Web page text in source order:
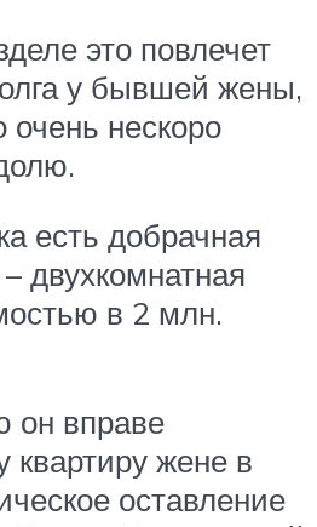
это повлечет
у бывшей жены,
нескоро
есть добрачная
двухкомнатная
в 2 млн.
он вправе
квартиру жене в
оставление